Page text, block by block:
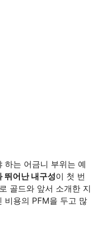
하는 어금니 부위는 예
뛰어난 내구성이 첫 번
골드와 앞서 소개한 지
비용의 PFM을 두고 많